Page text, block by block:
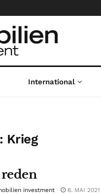
International
Krieg
investment 6. MAI 2021